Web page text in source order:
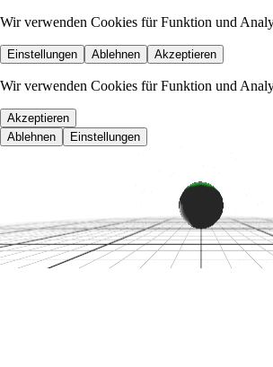
Wir verwenden Cookies für Funktion und
Einstellungen Ablehnen Akzeptieren
Wir verwenden Cookies für Funktion und
Akzeptieren
Ablehnen
Einstellungen